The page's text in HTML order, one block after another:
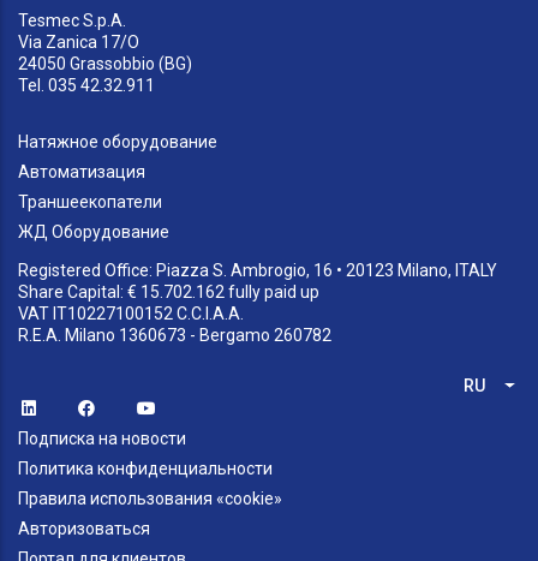
Tesmec S.p.A.
Via Zanica 17/O
24050 Grassobbio (BG)
Tel. 035 42.32.911
Натяжное оборудование
Автоматизация
Траншеекопатели
ЖД Оборудование
Registered Office: Piazza S. Ambrogio, 16 • 20123 Milano, ITALY
Share Capital: € 15.702.162 fully paid up
VAT IT10227100152 C.C.I.A.A.
R.E.A. Milano 1360673 - Bergamo 260782
RU
Подписка на новости
Политика конфиденциальности
Правила использования «cookie»
Авторизоваться